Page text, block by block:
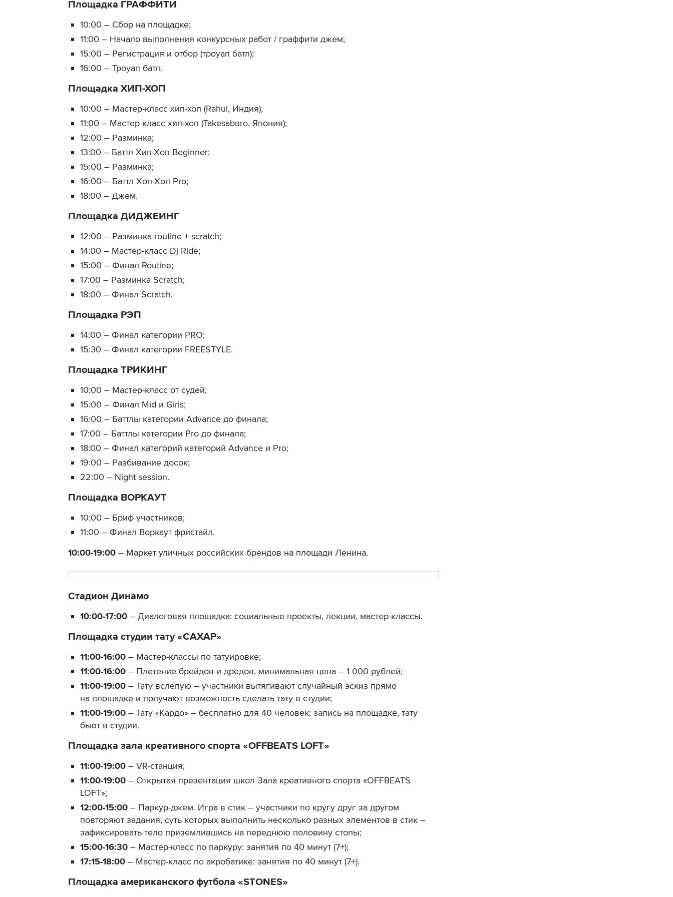
Площадка ГРАФФИТИ
10:00 – Сбор на площадке;
11:00 – Начало выполнения конкурсных работ / граффити джем;
15:00 – Регистрация и отбор (троуап батл);
16:00 – Троуап батл.
Площадка ХИП-ХОП
10:00 – Мастер-класс хип-хоп (Rahul, Индия);
11:00 – Мастер-класс хип-хоп (Takesaburo, Япония);
12:00 – Разминка;
13:00 – Баттл Хип-Хоп Beginner;
15:00 – Разминка;
16:00 – Баттл Хоп-Хоп Pro;
18:00 – Джем.
Площадка ДИДЖЕИНГ
12:00 – Разминка routine + scratch;
14:00 – Мастер-класс Dj Ride;
15:00 – Финал Routine;
17:00 – Разминка Scratch;
18:00 – Финал Scratch.
Площадка РЭП
14:00 – Финал категории PRO;
15:30 – Финал категории FREESTYLE.
Площадка ТРИКИНГ
10:00 – Мастер-класс от судей;
15:00 – Финал Mid и Girls;
16:00 – Баттлы категории Advance до финала;
17:00 – Баттлы категории Pro до финала;
18:00 – Финал категорий категорий Advance и Pro;
19:00 – Разбивание досок;
22:00 – Night session.
Площадка ВОРКАУТ
10:00 – Бриф участников;
11:00 – Финал Воркаут фристайл.
10:00-19:00 – Маркет уличных российских брендов на площади Ленина.
Стадион Динамо
10:00-17:00 – Диалоговая площадка: социальные проекты, лекции, мастер-классы.
Площадка студии тату «САХАР»
11:00-16:00 – Мастер-классы по татуировке;
11:00-16:00 – Плетение брейдов и дредов, минимальная цена – 1 000 рублей;
11:00-19:00 – Тату вслепую – участники вытягивают случайный эскиз прямо
на площадке и получают возможность сделать тату в студии;
11:00-19:00 – Тату «Кардо» – бесплатно для 40 человек: запись на площадке, тату
бьют в студии.
Площадка зала креативного спорта «OFFBEATS LOFT»
11:00-19:00 – VR-станция;
11:00-19:00 – Открытая презентация школ Зала креативного спорта «OFFBEATS
LOFT»;
12:00-15:00 – Паркур-джем. Игра в стик – участники по кругу друг за другом
повторяют задания, суть которых выполнить несколько разных элементов в стик –
зафиксировать тело приземлившись на переднюю половину стопы;
15:00-16:30 – Мастер-класс по паркуру: занятия по 40 минут (7+);
17:15-18:00 – Мастер-класс по акробатике: занятия по 40 минут (7+).
Площадка американского футбола «STONES»